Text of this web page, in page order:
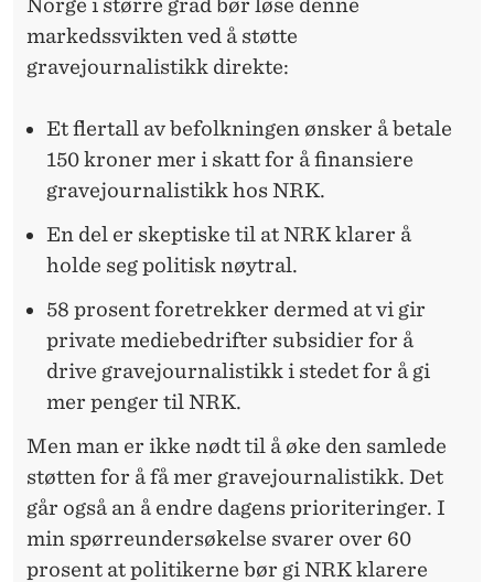
Norge i større grad bør løse denne
markedssvikten ved å støtte
gravejournalistikk direkte:
Et flertall av befolkningen ønsker å betale
150 kroner mer i skatt for å finansiere
gravejournalistikk hos NRK.
En del er skeptiske til at NRK klarer å
holde seg politisk nøytral.
58 prosent foretrekker dermed at vi gir
private mediebedrifter subsidier for å
drive gravejournalistikk i stedet for å gi
mer penger til NRK.
Men man er ikke nødt til å øke den samlede
støtten for å få mer gravejournalistikk. Det
går også an å endre dagens prioriteringer. I
min spørreundersøkelse svarer over 60
prosent at politikerne bør gi NRK klarere